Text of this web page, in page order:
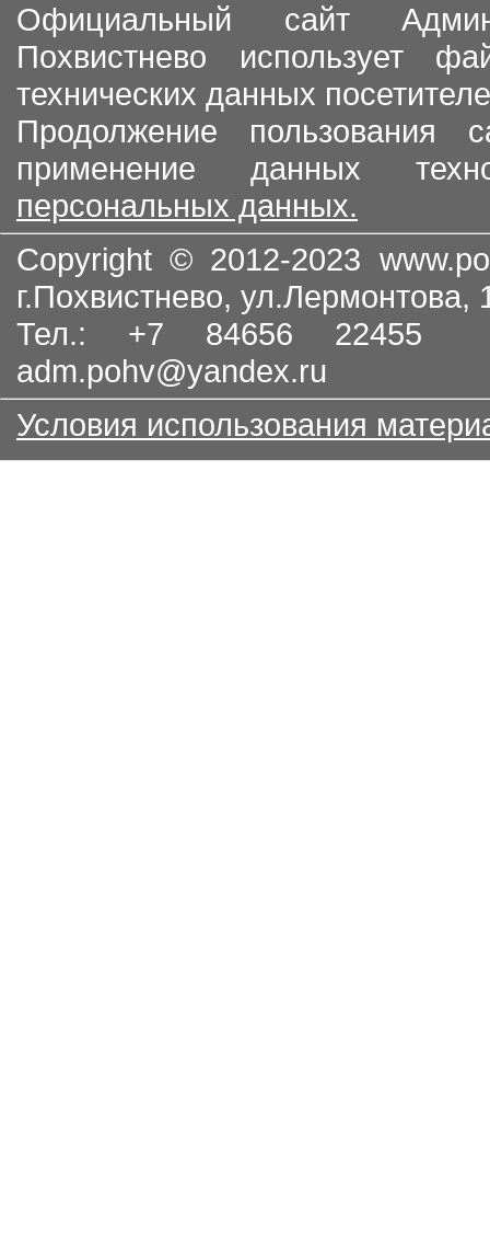
Официальный сайт
Похвистнево использует
технических данных
Продолжение пользования
применение данных
персональных данных.
Copyright © 2012-2023
г.Похвистнево, ул.Лермонтова,
Тел.: +7 84656
adm.pohv@yandex.ru
Условия использования